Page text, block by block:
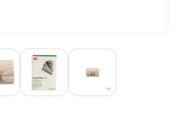
View larger imageView larger image